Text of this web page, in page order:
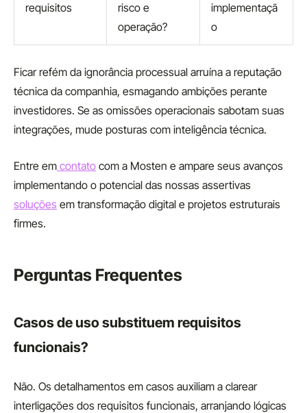
requisitos
risco e
operação?
implementaçã
o
Ficar refém da ignorância processual arruína a reputação
técnica da companhia, esmagando ambições perante
investidores. Se as omissões operacionais sabotam suas
integrações, mude posturas com inteligência técnica.
Entre em contato com a Mosten e ampare seus avanços
implementando o potencial das nossas assertivas
soluções em transformação digital e projetos estruturais
firmes.
Perguntas Frequentes
Casos de uso substituem requisitos
funcionais?
Não. Os detalhamentos em casos auxiliam a clarear
interligações dos requisitos funcionais, arranjando lógicas